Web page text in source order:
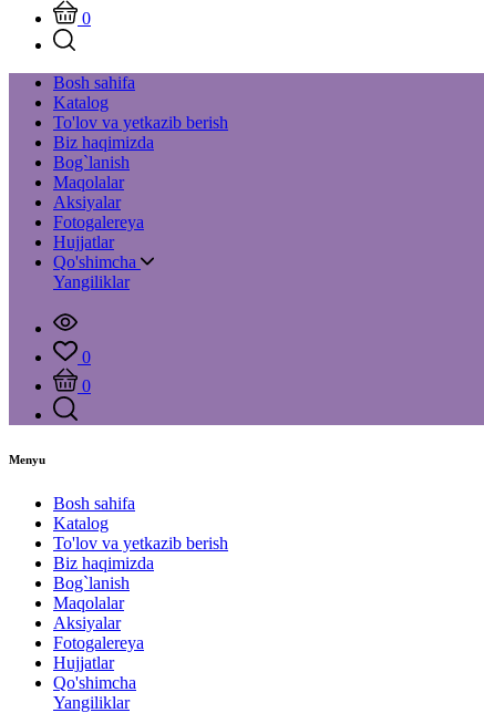
0
Bosh sahifa
Katalog
To'lov va yetkazib berish
Biz haqimizda
Bog`lanish
Maqolalar
Aksiyalar
Fotogalereya
Hujjatlar
Qo'shimcha
Yangiliklar
0
0
Menyu
Bosh sahifa
Katalog
To'lov va yetkazib berish
Biz haqimizda
Bog`lanish
Maqolalar
Aksiyalar
Fotogalereya
Hujjatlar
Qo'shimcha
Yangiliklar